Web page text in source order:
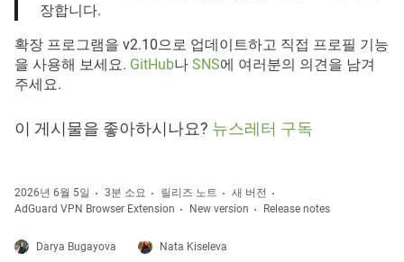
장합니다.
확장 프로그램을 v2.10으로 업데이트하고 직접 프로필 기능
을 사용해 보세요. GitHub나 SNS에 여러분의 의견을 남겨
주세요.
이 게시물을 좋아하시나요? 뉴스레터 구독
2026년 6월 5일 3분 소요 릴리즈 노트
새 버전
AdGuard VPN Browser Extension
New version Release notes
Darya Bugayova Nata Kiseleva